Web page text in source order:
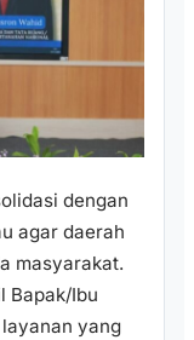
dengan
agar daerah
masyarakat.
Bapak/Ibu
yang